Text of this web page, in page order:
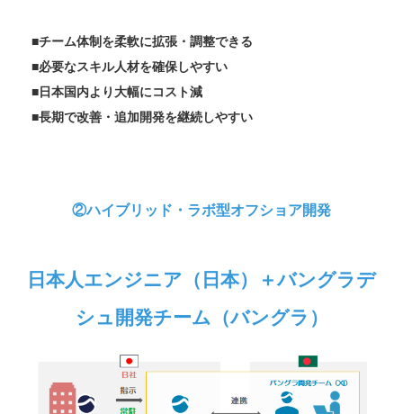
■チーム体制を柔軟に拡張・調整できる
■必要なスキル人材を確保しやすい
■日本国内より大幅にコスト減
■長期で改善・追加開発を継続しやすい
②ハイブリッド・ラボ型オフショア開発
日本人エンジニア（日本）＋バングラデ
シュ開発チーム（バングラ）